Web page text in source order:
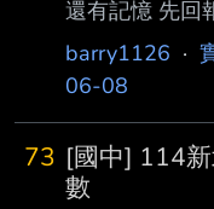
還有記憶 先回
個 --
barry1126 ·
06-08
73 [國中] 114
數